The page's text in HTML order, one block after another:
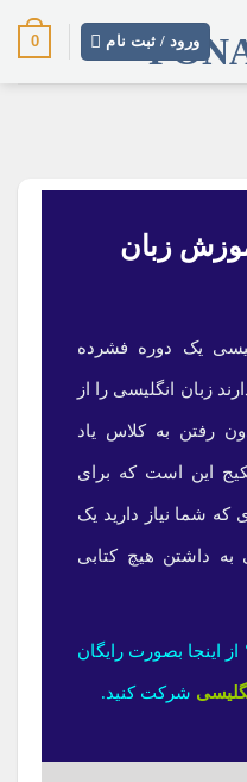
ورود / ثبت نام 0
زبان
یک دوره فشرده
زبان انگلیسی را از
رفتن به کلاس یاد
این است که برای
که شما نیاز دارید یک
داشتن هیچ کتابی
اینجا بصورت رایگان
شرکت کنید.